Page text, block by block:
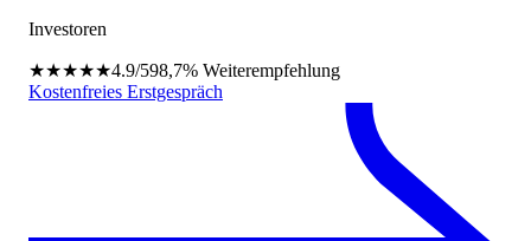
Investoren
★★★★★4.9/598,7% Weiterempfehlung
Kostenfreies Erstgespräch